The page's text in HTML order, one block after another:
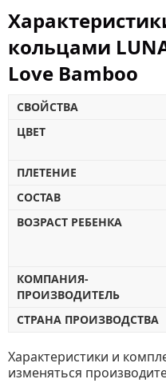
кольцами
Love Bamboo
СВОЙСТВА
ЦВЕТ
ПЛЕТЕНИЕ
СОСТАВ
ВОЗРАСТ РЕБЕНКА
КОМПАНИЯ-
ПРОИЗВОДИТЕЛЬ
СТРАНА ПРОИЗВОДСТВА
Характеристики и
изменяться